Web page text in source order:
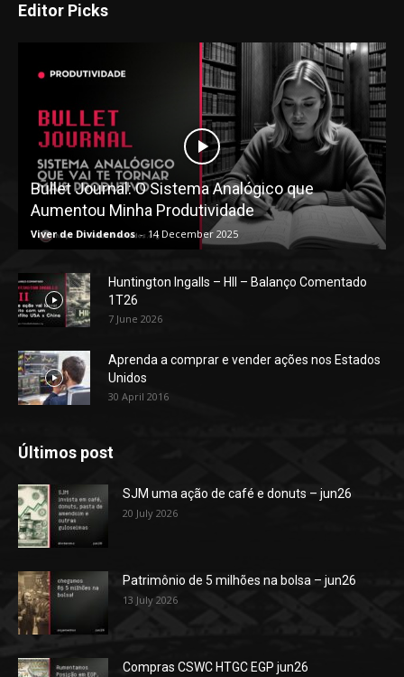
Editor Picks
Bullet Journal: O Sistema Analógico que
Aumentou Minha Produtividade
Viver de Dividendos - 14 December 2025
Huntington Ingalls – HII – Balanço Comentado
1T26
7 June 2026
Aprenda a comprar e vender ações nos Estados
Unidos
30 April 2016
Últimos post
SJM uma ação de café e donuts – jun26
20 July 2026
Patrimônio de 5 milhões na bolsa – jun26
13 July 2026
Compras CSWC HTGC EGP jun26